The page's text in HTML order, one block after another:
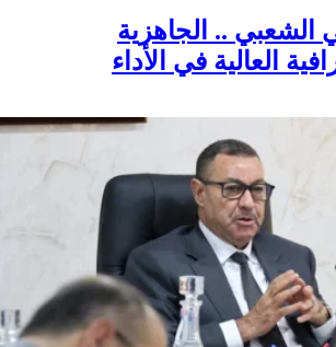
الشعبي .. الجاهزية
العالية في الأداء